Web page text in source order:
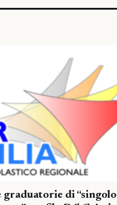
graduatorie di “singolo